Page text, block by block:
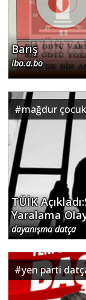
Barış
ibo.a.bo
#mağdur
TÜİK
Yaralama
dayanışma datça
#yen parti